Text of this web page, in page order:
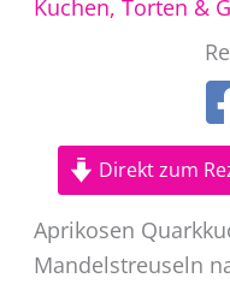
Kuchen, Torten &
Direkt zum
Aprikosen
Mandelstreuseln